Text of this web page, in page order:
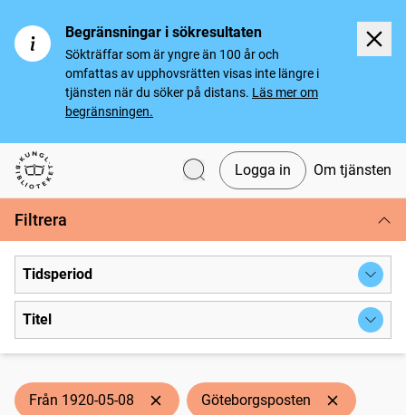
Begränsningar i sökresultaten
Sökträffar som är yngre än 100 år och
omfattas av upphovsrätten visas inte längre i
tjänsten när du söker på distans. Läs mer om
begränsningen.
Svenska tidningar
Logga in Om tjänsten
Filtrera
Tidsperiod
Titel
Från 1920-05-08 Göteborgsposten